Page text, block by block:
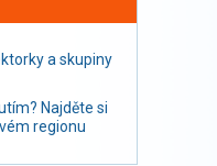
a skupiny
Najděte si
regionu